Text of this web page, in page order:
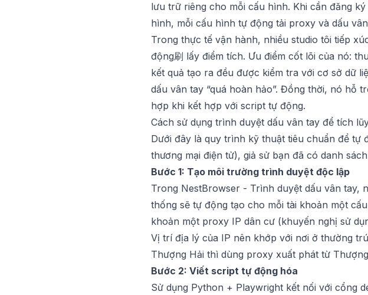
lưu trữ riêng cho mỗi cấu hình. Khi cần đăng
hình, mỗi cấu hình tự động tải proxy và dấu
Trong thực tế vận hành, nhiều studio tôi tiếp
động刷 lấy điểm tích. Ưu điểm cốt lõi của nó:
kết quả tạo ra đều được kiểm tra với cơ sở dữ
dấu vân tay “quá hoàn hảo”. Đồng thời, nó hỗ
hợp khi kết hợp với script tự động.
Cách sử dụng trình duyệt dấu vân tay để tích
Dưới đây là quy trình kỹ thuật tiêu chuẩn để tự
thương mại điện tử), giả sử bạn đã có danh
Bước 1: Tạo môi trường trình duyệt độc lập
Trong NestBrowser - Trình duyệt dấu vân tay,
thống sẽ tự động tạo cho mỗi tài khoản một
khoản một proxy IP dân cư (khuyến nghị sử
Vị trí địa lý của IP nên khớp với nơi ở thường
Thượng Hải thì dùng proxy xuất phát từ
Bước 2: Viết script tự động hóa
Sử dụng Python + Playwright kết nối với cổng